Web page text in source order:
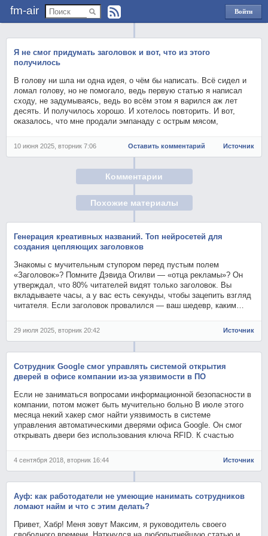
fm-air
Войти
через
Я не смог придумать заголовок и вот, что из этого
получилось
В голову ни шла ни одна идея, о чём бы написать. Всё сидел и
ломал голову, но не помогало, ведь первую статью я написал
сходу, не задумываясь, ведь во всём этом я варился аж лет
десять. И получилось хорошо. И хотелось повторить. И вот,
оказалось, что мне продали эмпанаду с острым мясом,
10 июня 2025, вторник 7:06 Оставить комментарий Источник
Комментарии
Похожие материалы
Генерация креативных названий. Топ нейросетей для
создания цепляющих заголовков
Знакомы с мучительным ступором перед пустым полем
«Заголовок»? Помните Дэвида Огилви — «отца рекламы»? Он
утверждал, что 80% читателей видят только заголовок. Вы
вкладываете часы, а у вас есть секунды, чтобы зацепить взгляд
читателя. Если заголовок провалился — ваш шедевр, каким…
29 июля 2025, вторник 20:42 Источник
Сотрудник Google смог управлять системой открытия
дверей в офисе компании из-за уязвимости в ПО
Если не заниматься вопросами информационной безопасности в
компании, потом может быть мучительно больно В июле этого
месяца некий хакер смог найти уязвимость в системе
управления автоматическими дверями офиса Google. Он смог
открывать двери без использования ключа RFID. К счастью
4 сентября 2018, вторник 16:44 Источник
Ауф: как работодатели не умеющие нанимать сотрудников
ломают найм и что с этим делать?
Привет, Хабр! Меня зовут Максим, я руководитель своего